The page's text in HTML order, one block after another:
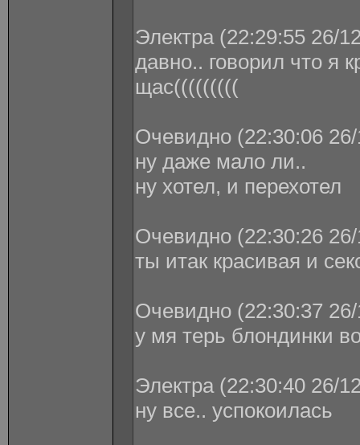
Электра (22:29:55 26/
давно.. говорил что я
щас(((((((((
Очевидно (22:30:06
ну даже мало ли..
ну хотел, и перехотел
Очевидно (22:30:26
ты итак красивая и
Очевидно (22:30:37
у мя терь блондинки
Электра (22:30:40 26/
ну все.. успокоилась